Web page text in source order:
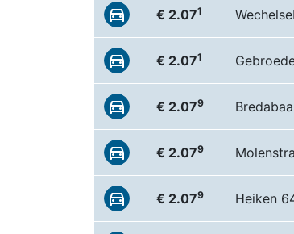
€ 2.071
€ 2.071
€ 2.079
€ 2.079
€ 2.079 Heiken